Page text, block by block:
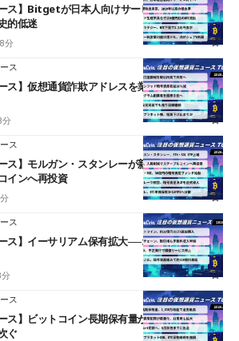
ス】Bitgetが日本人向けサービス終了へ｜ビッ
的低迷
分
ス
ス】仮想通貨詐欺アドレスを業界共有へ｜ロビ
分
ス
ス】モルガン・スタンレーが新ETP上場
インへ再投資
ス
ス】イーサリアム保有拡大──オンチェーン活況
ス
ス】ビットコイン長期保有量が過去最高｜取引
ぐ